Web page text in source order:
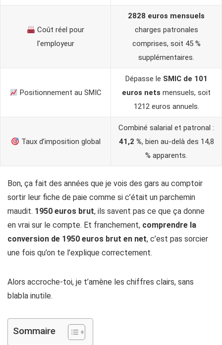
Coût réel pour
l’employeur
2828 euros mensuels
charges patronales
comprises, soit 45 %
supplémentaires.
Positionnement au SMIC
Dépasse le SMIC de 101
euros nets mensuels, soit
1212 euros annuels.
Taux d’imposition global
Combiné salarial et patronal :
41,2 %, bien au-delà des 14,8
% apparents.
Bon, ça fait des années que je vois des gars au comptoir
sortir leur fiche de paie comme si c’était un parchemin
maudit. 1950 euros brut, ils savent pas ce que ça donne
en vrai sur le compte. Et franchement, comprendre la
conversion de 1950 euros brut en net, c’est pas sorcier
une fois qu’on te l’explique correctement.
Alors accroche-toi, je t’amène les chiffres clairs, sans
blabla inutile.
Sommaire